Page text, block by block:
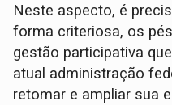
Neste aspecto, é
forma criteriosa, os
gestão participativa
atual administração
retomar e ampliar sua